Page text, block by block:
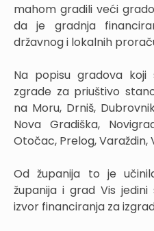
mahom gradili veći
da je gradnja
državnog i lokalnih
Na popisu gradova koji
zgrade za priuštivo
na Moru, Drniš,
Nova Gradiška,
Otočac, Prelog, Varaždin,
Od županija to je
županija i grad Vis
izvor financiranja za